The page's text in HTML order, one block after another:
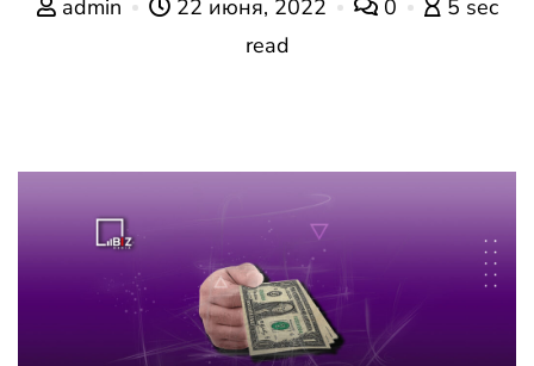
admin 22 июня, 2022 0
5 sec
read